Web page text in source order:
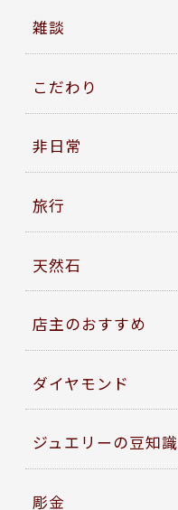
雑談
こだわり
非日常
旅行
天然石
店主のおすすめ
ダイヤモンド
ジュエリーの豆知識
彫金